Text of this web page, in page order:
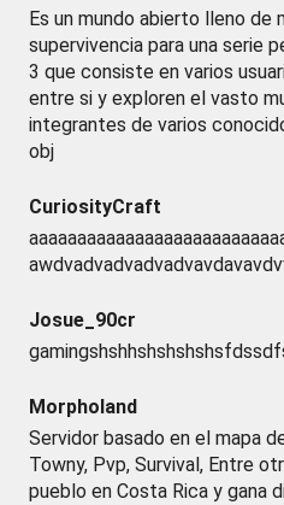
Es un mundo abierto lleno de
supervivencia para una serie
3 que consiste en varios
entre si y exploren el vasto
integrantes de varios
obj
CuriosityCraft
Josue_90cr
Morpholand
Servidor basado en el mapa
Towny, Pvp, Survival, Entre
pueblo en Costa Rica y gana